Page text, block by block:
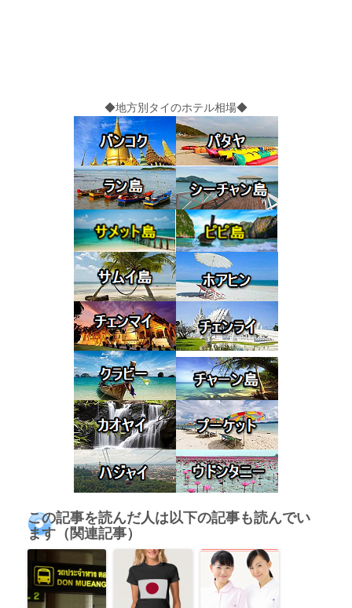
◆地方別タイのホテル相場◆
この記事を読んだ人は以下の記事も読んでい
ます（関連記事）